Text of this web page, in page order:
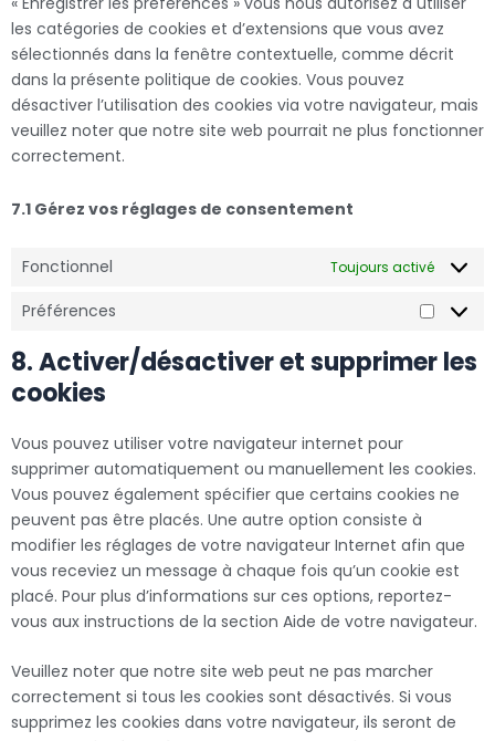
les catégories de cookies et d’extensions que vous avez
sélectionnés dans la fenêtre contextuelle, comme décrit
dans la présente politique de cookies. Vous pouvez
désactiver l’utilisation des cookies via votre navigateur, mais
veuillez noter que notre site web pourrait ne plus fonctionner
correctement.
7.1 Gérez vos réglages de consentement
Fonctionnel Toujours activé
Préférences
8. Activer/désactiver et supprimer les
cookies
Vous pouvez utiliser votre navigateur internet pour
supprimer automatiquement ou manuellement les cookies.
Vous pouvez également spécifier que certains cookies ne
peuvent pas être placés. Une autre option consiste à
modifier les réglages de votre navigateur Internet afin que
vous receviez un message à chaque fois qu’un cookie est
placé. Pour plus d’informations sur ces options, reportez-
vous aux instructions de la section Aide de votre navigateur.
Veuillez noter que notre site web peut ne pas marcher
correctement si tous les cookies sont désactivés. Si vous
supprimez les cookies dans votre navigateur, ils seront de